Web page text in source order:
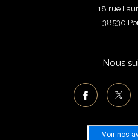
18 rue
38530
Nous
Voir nos